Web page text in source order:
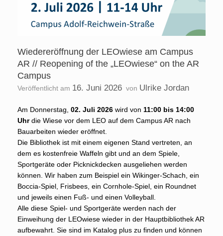
Wiedereröffnung der LEOwiese am Campus
AR // Reopening of the „LEOwiese“ on the AR
Campus
Veröffentlicht am 16. Juni 2026 von Ulrike Jordan
Am Donnerstag, 02. Juli 2026 wird von 11:00 bis 14:00
Uhrdie Wiese vor dem LEO auf dem Campus AR nach
Bauarbeiten wieder eröffnet.
Die Bibliothek ist mit einem eigenen Stand vertreten, an
dem es kostenfreie Waffeln gibt und an dem Spiele,
Sportgeräte oder Picknickdecken ausgeliehen werden
können. Wir haben zum Beispiel ein Wikinger-Schach, ein
Boccia-Spiel, Frisbees, ein Cornhole-Spiel, ein Roundnet
und jeweils einen Fuß- und einen Volleyball.
Alle diese Spiel- und Sportgeräte werden nach der
Einweihung der LEOwiese wieder in der Hauptbibliothek AR
aufbewahrt. Sie sind im Katalog plus zu finden und können